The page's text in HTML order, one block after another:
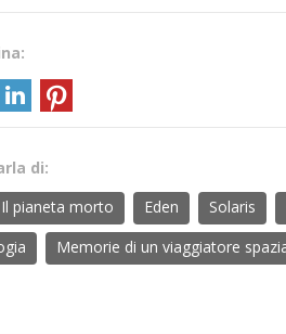
di:
Il pianeta morto Eden Solaris
Memorie di un viaggiatore